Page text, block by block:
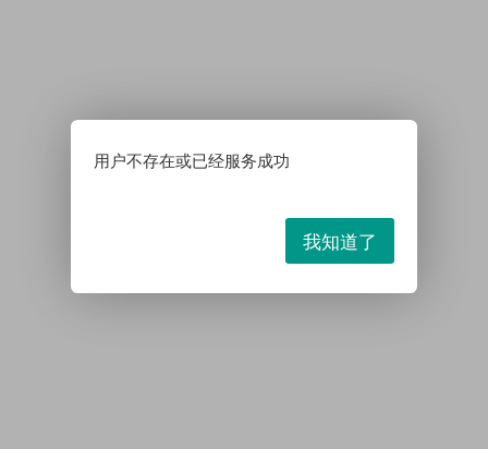
用户不存在或已经服务成功
我知道了